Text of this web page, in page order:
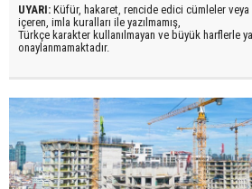
UYARI: Küfür, hakaret, rencide edici cümleler veya
içeren, imla kuralları ile yazılmamış,
Türkçe karakter kullanılmayan ve büyük harflerle
onaylanmamaktadır.